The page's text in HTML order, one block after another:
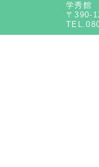
学秀館
〒390-